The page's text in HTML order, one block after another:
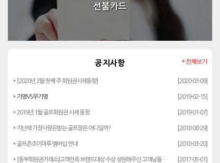
선불카드
공지사항
* [2020년 2월 첫째 주 회원권시세동향] [2020-03-09]
* 기명VS무기명 [2019-02-15]
* 2019년 1월 골프회원권 시세 동향 [2019-01-07]
* 지난해 가장사랑은받는 골프장은 어디일까? [2018-08-29]
* 골프존조이마루 멤버십 안내 [2018-03-20]
* [동부회원권거래소]고객만족 브랜드대상 수상 성원해주신 고객님들께 감사드립… [2017-05-01]
+ 전체보기